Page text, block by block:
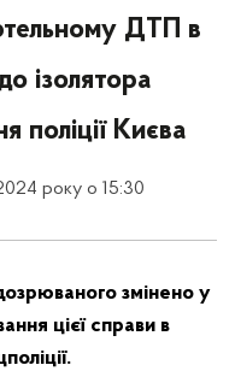
ДТП в
ізолятора
поліції Києва
року о 15:30
змінено у
цієї справи в